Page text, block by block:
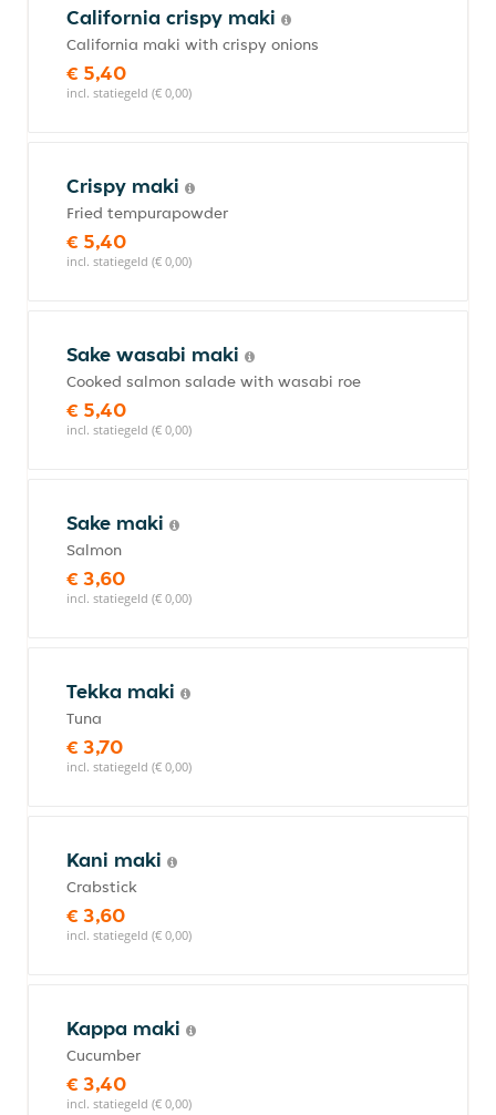
California crispy maki
California maki with crispy onions
€ 5,40
incl. statiegeld (€ 0,00)
Crispy maki
Fried tempurapowder
€ 5,40
incl. statiegeld (€ 0,00)
Sake wasabi maki
Cooked salmon salade with wasabi roe
€ 5,40
incl. statiegeld (€ 0,00)
Sake maki
Salmon
€ 3,60
incl. statiegeld (€ 0,00)
Tekka maki
Tuna
€ 3,70
incl. statiegeld (€ 0,00)
Kani maki
Crabstick
€ 3,60
incl. statiegeld (€ 0,00)
Kappa maki
Cucumber
€ 3,40
incl. statiegeld (€ 0,00)